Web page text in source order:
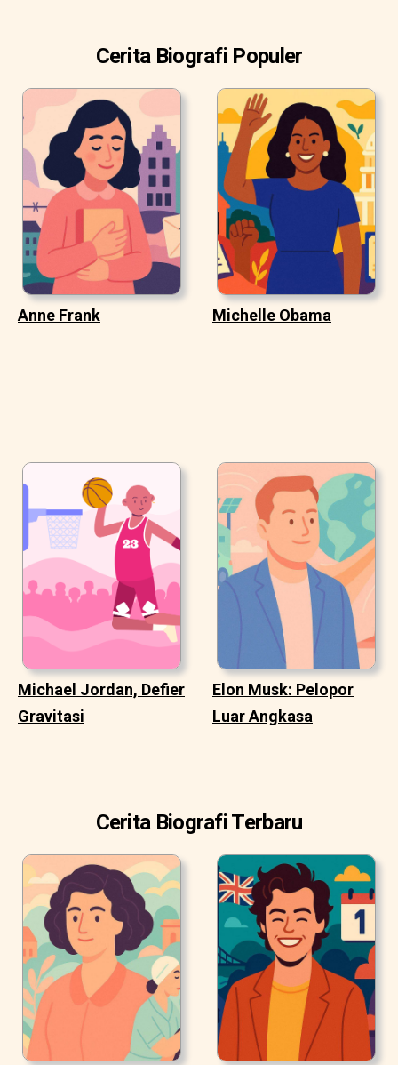
Cerita Biografi Populer
Anne Frank Michelle Obama
Michael Jordan, Defier
Gravitasi
Elon Musk: Pelopor
Luar Angkasa
Cerita Biografi Terbaru